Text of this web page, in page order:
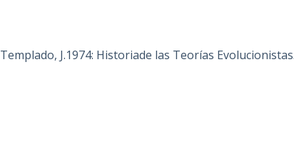
J.1974: Historiade las Teorías